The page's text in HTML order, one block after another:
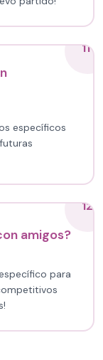
11
específicos
12
amigos?
para